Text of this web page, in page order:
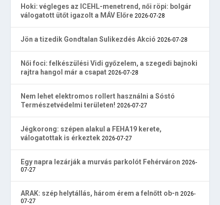
Hoki: végleges az ICEHL-menetrend, női röpi: bolgár
válogatott ütőt igazolt a MÁV Előre 2026-07-28
Jön a tizedik Gondtalan Sulikezdés Akció 2026-07-28
Női foci: felkészülési Vidi győzelem, a szegedi bajnoki
rajtra hangol már a csapat 2026-07-28
Nem lehet elektromos rollert használni a Sóstó
Természetvédelmi területen! 2026-07-27
Jégkorong: szépen alakul a FEHA19 kerete,
válogatottak is érkeztek 2026-07-27
Egy napra lezárják a murvás parkolót Fehérváron 2026-
07-27
ARAK: szép helytállás, három érem a felnőtt ob-n 2026-
07-27